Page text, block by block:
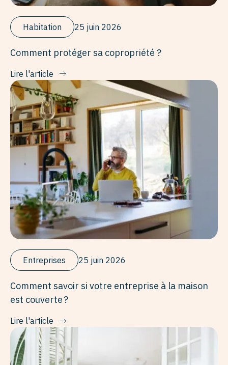
Habitation 25 juin 2026
Comment protéger sa copropriété ?
Lire l'article
Entreprises 25 juin 2026
Comment savoir si votre entreprise à la maison
est couverte ?
Lire l'article